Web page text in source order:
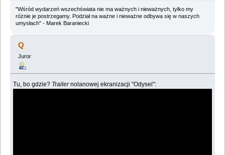
"Wśród wydarzeń wszechświata nie ma ważnych i nieważnych, tylko my
różnie je postrzegamy. Podział na ważne i nieważne odbywa się w naszych
umysłach" - Marek Baraniecki
Q
Juror
Tu, bo gdzie? Trailernolanowej ekranizacji "Odysei":